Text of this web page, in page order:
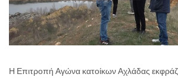
Η Επιτροπή Αγώνα κατοίκων Αχλάδας